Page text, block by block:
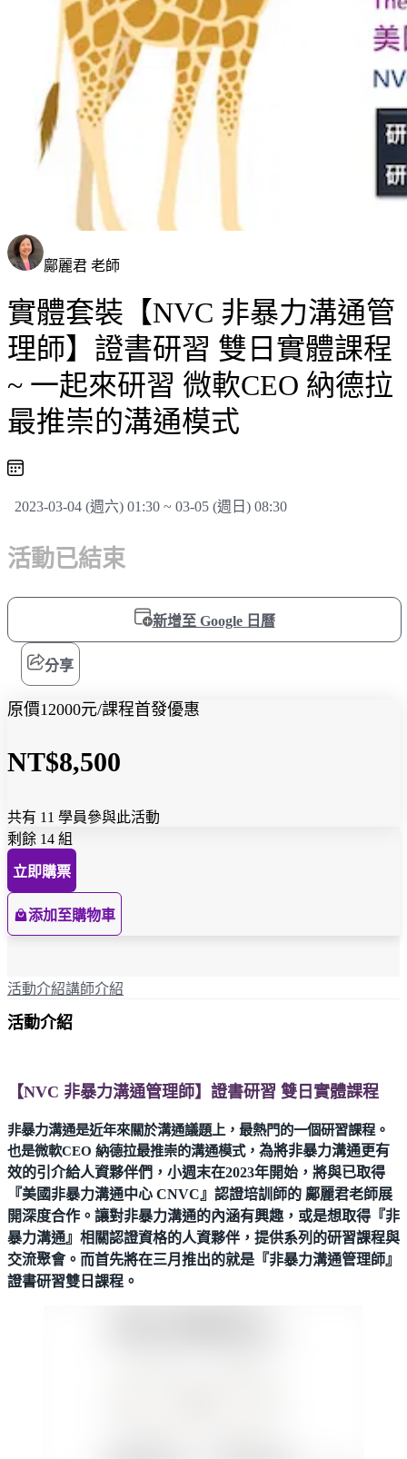
鄺麗君 老師
實體套裝【NVC 非暴力溝通管
理師】證書研習 雙日實體課程
~ 一起來研習 微軟CEO 納德拉
最推崇的溝通模式
2023-03-04 (週六) 01:30 ~ 03-05 (週日) 08:30
活動已結束
新增至 Google 日曆
分享
原價12000元/課程首發優惠
NT$8,500
共有 11 學員參與此活動
剩餘 14 組
立即購票
添加至購物車
活動介紹講師介紹
活動介紹
【NVC 非暴力溝通管理師】證書研習 雙日實體課程
非暴力溝通是近年來關於溝通議題上，最熱門的一個研習課程。
也是微軟CEO 納德拉最推崇的溝通模式， 為將非暴力溝通更有
效的引介給人資夥伴們，小週末在2023年開始，將與已取得
『美國非暴力溝通中心 CNVC』認證培訓師的 鄺麗君老師展
開深度合作。讓對非暴力溝通的內涵有興趣，或是想取得『非
暴力溝通』相關認證資格的人資夥伴，提供系列的研習課程與
交流聚會。而首先將在三月推出的就是『非暴力溝通管理師』
證書研習雙日課程。